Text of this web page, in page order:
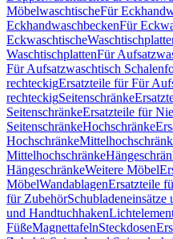
MöbelwaschtischeFür
EckhandwaschbeckenFür
Eckwaschtische
WaschtischplattenFür
Für Aufsatzwaschtisch
rechteckigErsatzteile für Für
rechteckigSeitenschränke
SeitenschränkeErsatzteile für
SeitenschränkeHochschränke
Hochschränke
Mittelhochschränke
HängeschränkeWeitere Möbel
MöbelWandablagenErsatzteile
für ZubehörSchubladeneinsätze
und Handtuchhaken
FüßeMagnettafelnSteckdosen